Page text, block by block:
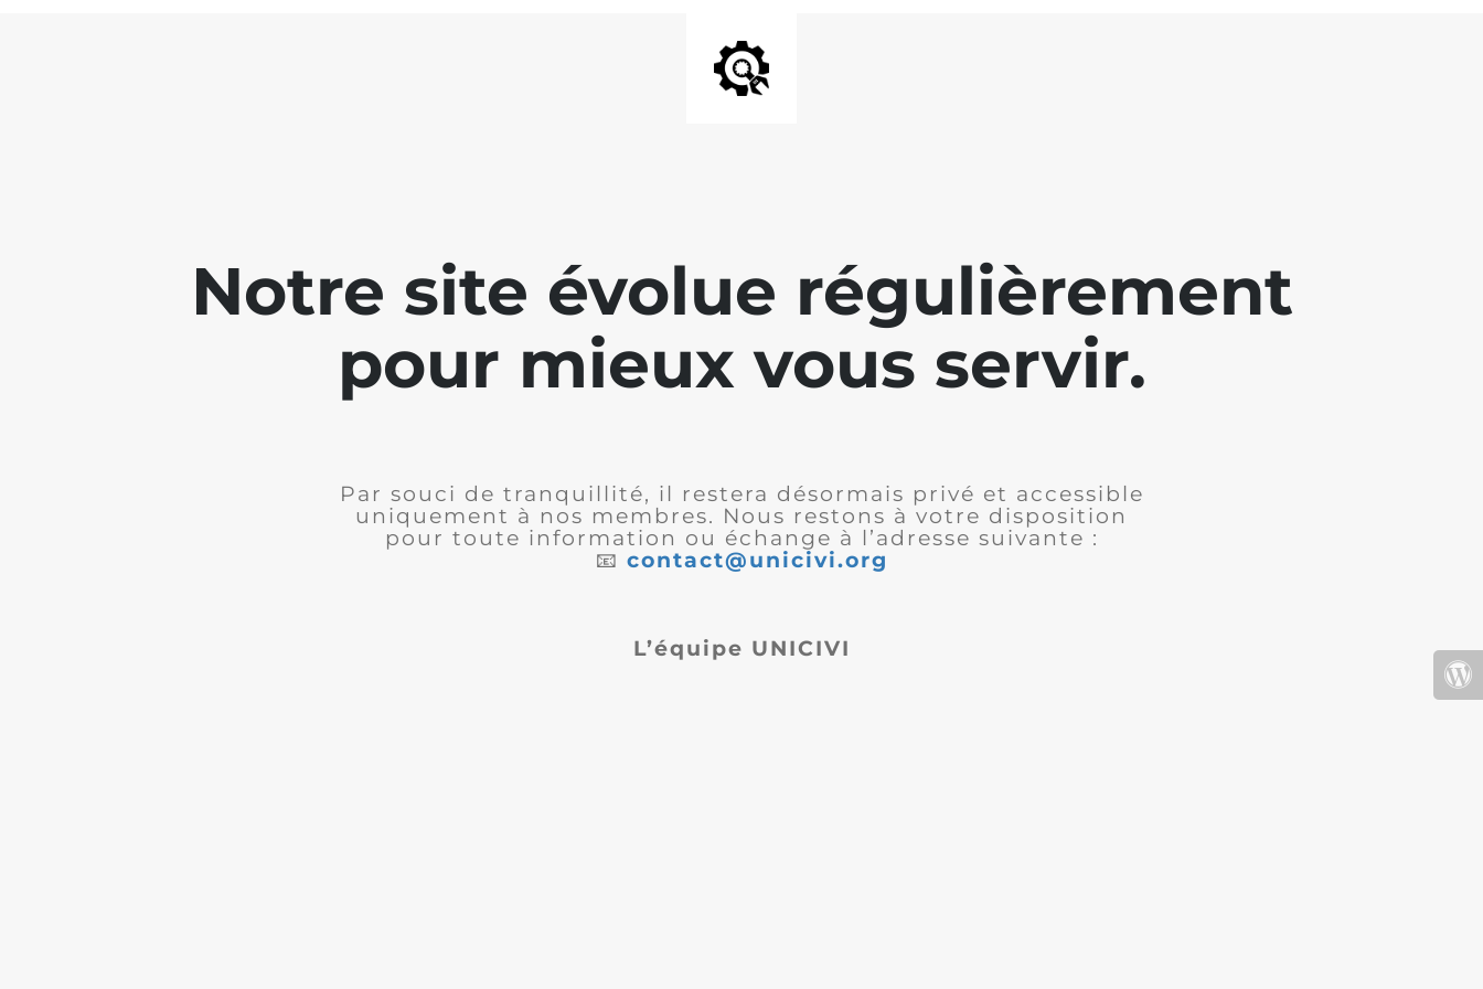
Notre site évolue régulièrement
pour mieux vous servir.
Par souci de tranquillité, il restera désormais privé et accessible
uniquement à nos membres. Nous restons à votre disposition
pour toute information ou échange à l’adresse suivante :
📧 contact@unicivi.org
L’équipe UNICIVI